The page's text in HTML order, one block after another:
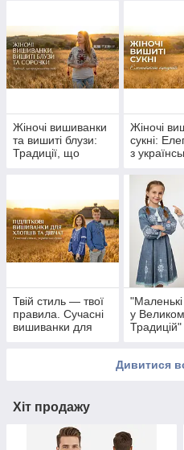
Жіночі вишиванки
та вишиті блузи:
Традиції, що
Жіночі
сукні:
з
Твій стиль — твої
правила. Сучасні
вишиванки для
"Маленькі
у
Традицій"
Дивитися
Хіт продажу